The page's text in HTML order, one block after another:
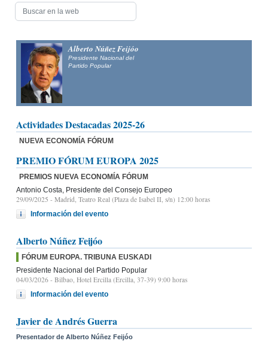
Alberto Núñez Feijóo
Presidente Nacional del
Partido Popular
Actividades Destacadas 2025-26
NUEVA ECONOMÍA FÓRUM
PREMIO FÓRUM EUROPA 2025
PREMIOS NUEVA ECONOMÍA FÓRUM
Antonio Costa, Presidente del Consejo Europeo
29/09/2025 - Madrid, Teatro Real (Plaza de Isabel II, s/n) 12:00 horas
Información del evento
Alberto Núñez Feijóo
FÓRUM EUROPA. TRIBUNA EUSKADI
Presidente Nacional del Partido Popular
04/03/2026 - Bilbao, Hotel Ercilla (Ercilla, 37-39) 9:00 horas
Información del evento
Javier de Andrés Guerra
Presentador de Alberto Núñez Feijóo